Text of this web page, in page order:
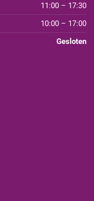
11:00 – 17:30
10:00 – 17:00
Gesloten